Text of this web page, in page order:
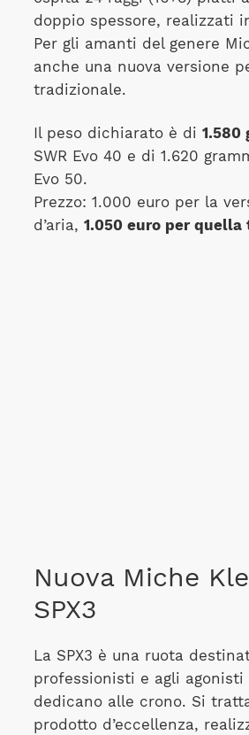
doppio spessore, realizzati
Per gli amanti del genere
anche una nuova versione
tradizionale.
Il peso dichiarato è di 1.580
SWR Evo 40 e di 1.620
Evo 50.
Prezzo: 1.000 euro per la
d’aria, 1.050 euro per quella
Nuova Miche
SPX3
La SPX3 è una ruota
professionisti e agli
dedicano alle crono. Si
prodotto d’eccellenza,